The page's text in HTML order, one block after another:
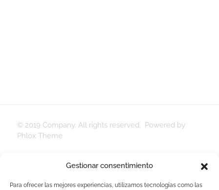
Gestionar consentimiento
Para ofrecer las mejores experiencias, utilizamos tecnologías como las
© 2019 Company. All rights reserved. Powered by
Phlox Theme